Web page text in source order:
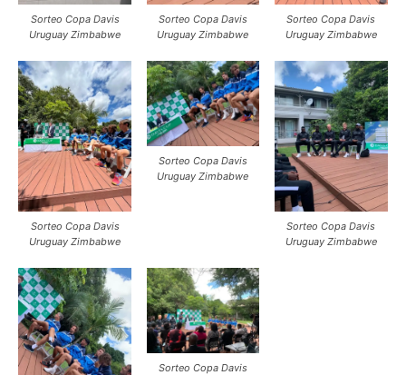
Sorteo Copa Davis
Uruguay Zimbabwe
Sorteo Copa Davis
Uruguay Zimbabwe
Sorteo Copa Davis
Uruguay Zimbabwe
Sorteo Copa Davis
Uruguay Zimbabwe
Sorteo Copa Davis
Uruguay Zimbabwe
Sorteo Copa Davis
Uruguay Zimbabwe
Sorteo Copa Davis